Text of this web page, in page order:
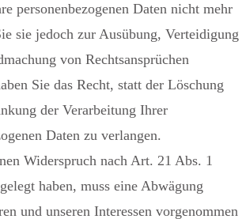
personenbezogenen Daten nicht mehr
sie jedoch zur Ausübung, Verteidigung
von Rechtsansprüchen
Sie das Recht, statt der Löschung
der Verarbeitung Ihrer
Daten zu verlangen.
Widerspruch nach Art. 21 Abs. 1
haben, muss eine Abwägung
und unseren Interessen vorgenommen